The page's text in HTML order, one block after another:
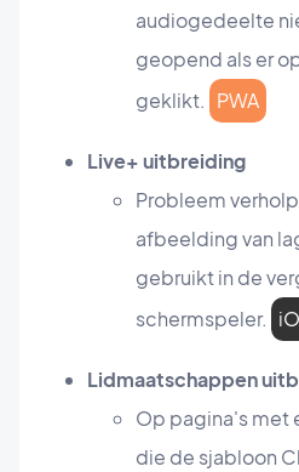
audiogedeelte
geopend als er
geklikt. PWA
Live+ uitbreiding
Probleem
afbeelding van
gebruikt in de
schermspeler.
Lidmaatschappen
Op pagina's met
die de sjabloon